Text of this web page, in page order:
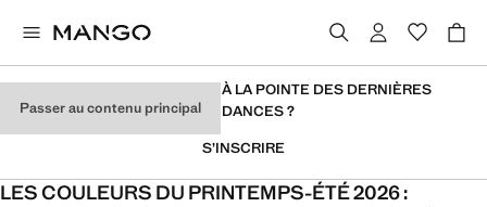
Passer au contenu principal
VOUS VOULEZ RESTER À LA POINTE DES DERNIÈRES
TENDANCES ?
S’INSCRIRE
LES COULEURS DU PRINTEMPS-ÉTÉ 2026 :